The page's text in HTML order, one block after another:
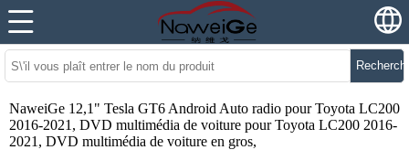
NaweiGe 12,1" Tesla GT6 Android Auto radio pour Toyota LC200
2016-2021, DVD multimédia de voiture pour Toyota LC200 2016-
2021, DVD multimédia de voiture en gros,